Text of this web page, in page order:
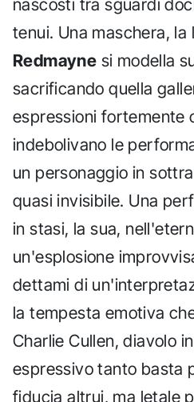
nascosti tra sguardi
tenui. Una maschera, la
Redmayne si modella
sacrificando quella
espressioni fortemente
indebolivano le
un personaggio in
quasi invisibile. Una
in stasi, la sua,
un'esplosione
dettami di
la tempesta emotiva
Charlie Cullen, diavolo
espressivo tanto basta
fiducia altrui, ma letale